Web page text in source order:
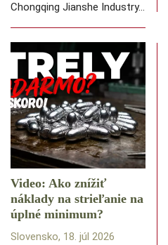
Chongqing Jianshe Industry…
Video: Ako znížiť
náklady na strieľanie na
úplné minimum?
Slovensko, 18. júl 2026